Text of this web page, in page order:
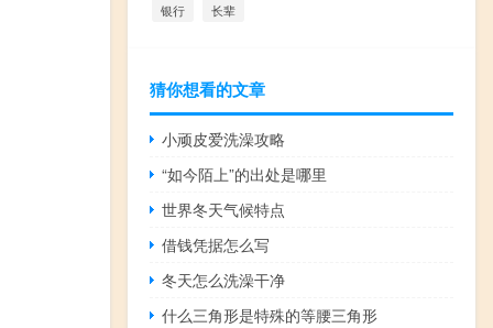
银行 长辈
猜你想看的文章
小顽皮爱洗澡攻略
“如今陌上”的出处是哪里
世界冬天气候特点
借钱凭据怎么写
冬天怎么洗澡干净
什么三角形是特殊的等腰三角形